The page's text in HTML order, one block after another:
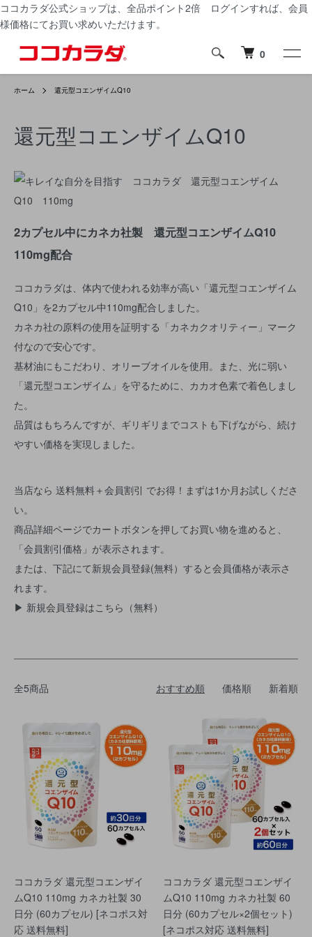
ココカラダ公式ショップは、 全品ポイント2倍 ログインすれば、会員
様価格にてお買い求めいただけます。
0
ホーム 還元型コエンザイムQ10
還元型コエンザイムQ10
2カプセル中にカネカ社製 還元型コエンザイムQ10
110mg配合
ココカラダは、体内で使われる効率が高い「還元型コエンザイム
Q10」を2カプセル中110mg配合しました。
カネカ社の原料の使用を証明する「カネカクオリティー」マーク
付なので安心です。
基材油にもこだわり、オリーブオイルを使用。また、光に弱い
「還元型コエンザイム」を守るために、カカオ色素で着色しまし
た。
品質はもちろんですが、ギリギリまでコストも下げながら、続け
やすい価格を実現しました。
当店なら 送料無料＋会員割引 でお得！まずは1か月お試しくださ
い。
商品詳細ページでカートボタンを押してお買い物を進めると、
「会員割引価格 」が表示されます。
または、下記にて新規会員登録(無料）すると会員価格が表示さ
れます。
▶ 新規会員登録はこちら（無料）
全5商品 おすすめ順 価格順 新着順
ココカラダ 還元型コエンザイ
ムQ10 110mg カネカ社製 30
日分 (60カプセル) [ネコポス対
応 送料無料]
ココカラダ 還元型コエンザイ
ムQ10 110mg カネカ社製 60
日分 (60カプセル×2個セット)
[ネコポス対応 送料無料]